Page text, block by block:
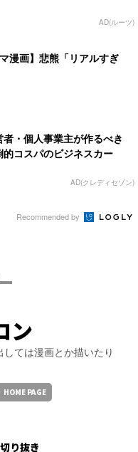
AD(ルーツ)
マ漫画】悲熊「リアルすぎ
者・個人事業主が作るべき
的コスパのビジネスカー
AD(クレディセゾン)
Recommended by
ン
ては漫画とか描いたり
HOME PAGE
り抜き